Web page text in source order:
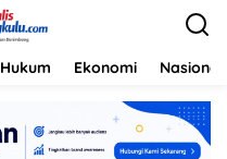
Hukum Ekonomi Nasional